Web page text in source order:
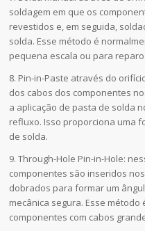
soldagem em que os
revestidos e, em seguida,
solda. Esse método é
pequena escala ou para
8. Pin-in-Paste através do
dos cabos dos componentes
a aplicação de pasta de solda
refluxo. Isso proporciona uma
de solda.
9. Through-Hole Pin-in-Hole:
componentes são inseridos
dobrados para formar um
mecânica segura. Esse
componentes com cabos